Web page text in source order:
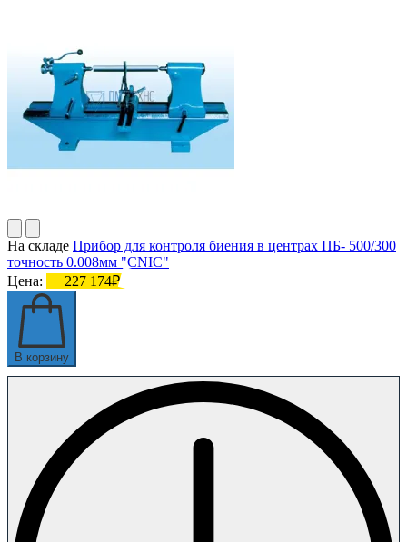
На складе Прибор для контроля биения в центрах ПБ- 500/300
точность 0.008мм "CNIC"
Цена:
227 174₽
В корзину